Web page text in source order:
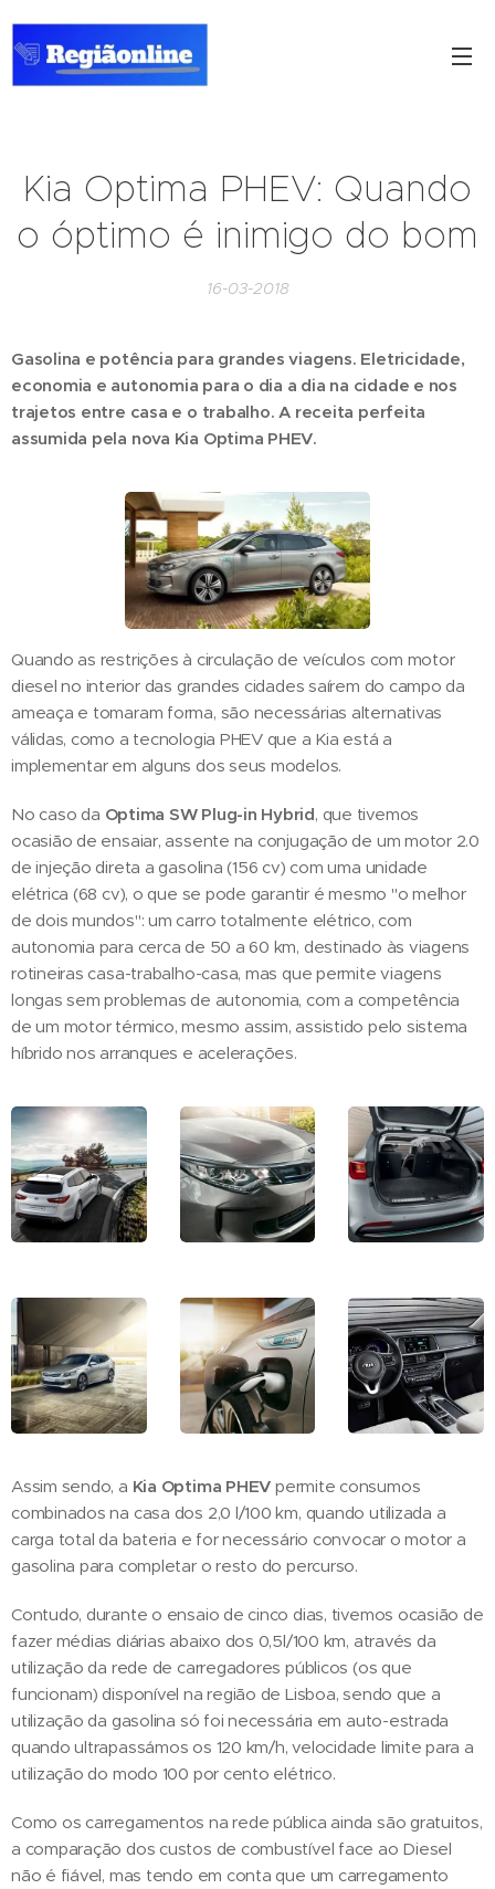
Kia Optima PHEV: Quando
o óptimo é inimigo do bom
16-03-2018
Gasolina e potência para grandes viagens. Eletricidade,
economia e autonomia para o dia a dia na cidade e nos
trajetos entre casa e o trabalho. A receita perfeita
assumida pela nova Kia Optima PHEV.
Quando as restrições à circulação de veículos com motor
diesel no interior das grandes cidades saírem do campo da
ameaça e tomaram forma, são necessárias alternativas
válidas, como a tecnologia PHEV que a Kia está a
implementar em alguns dos seus modelos.
No caso da Optima SW Plug-in Hybrid, que tivemos
ocasião de ensaiar, assente na conjugação de um motor 2.0
de injeção direta a gasolina (156 cv) com uma unidade
elétrica (68 cv), o que se pode garantir é mesmo "o melhor
de dois mundos": um carro totalmente elétrico, com
autonomia para cerca de 50 a 60 km, destinado às viagens
rotineiras casa-trabalho-casa, mas que permite viagens
longas sem problemas de autonomia, com a competência
de um motor térmico, mesmo assim, assistido pelo sistema
híbrido nos arranques e acelerações.
Assim sendo, a Kia Optima PHEV permite consumos
combinados na casa dos 2,0 l/100 km, quando utilizada a
carga total da bateria e for necessário convocar o motor a
gasolina para completar o resto do percurso.
Contudo, durante o ensaio de cinco dias, tivemos ocasião de
fazer médias diárias abaixo dos 0,5l/100 km, através da
utilização da rede de carregadores públicos (os que
funcionam) disponível na região de Lisboa, sendo que a
utilização da gasolina só foi necessária em auto-estrada
quando ultrapassámos os 120 km/h, velocidade limite para a
utilização do modo 100 por cento elétrico.
Como os carregamentos na rede pública ainda são gratuitos,
a comparação dos custos de combustível face ao Diesel
não é fiável, mas tendo em conta que um carregamento